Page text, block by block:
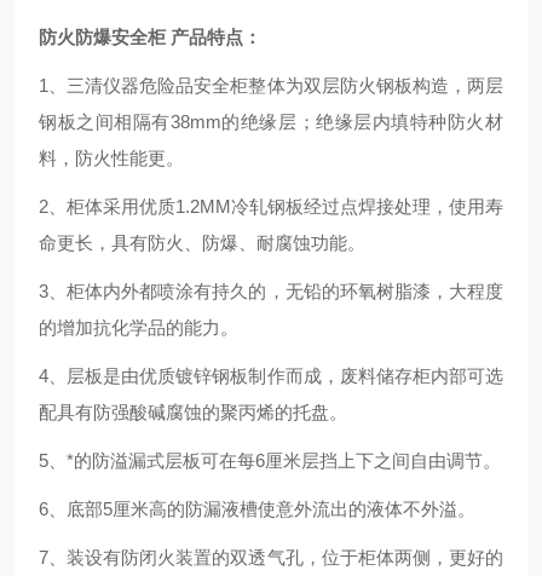
防火防爆安全柜 产品特点：
1、三清仪器危险品安全柜整体为双层防火钢板构造，两层
钢板之间相隔有38mm的绝缘层； 绝缘层内填特种防火材
料，防火性能更。
2、柜体采用优质1.2MM冷轧钢板经过点焊接处理，使用寿
命更长， 具有防火、防爆、耐腐蚀功能。
3、柜体内外都喷涂有持久的，无铅的环氧树脂漆，大程度
的增加抗化学品的能力 。
4、层板是由优质镀锌钢板制作而成，废料储存柜内部可选
配具有防强酸碱腐蚀的聚丙烯的托盘。
5、*的防溢漏式层板可在每6厘米层挡上下之间自由调节。
6、底部5厘米高的防漏液槽使意外流出的液体不外溢。
7、装设有防闭火装置的双透气孔，位于柜体两侧，更好的